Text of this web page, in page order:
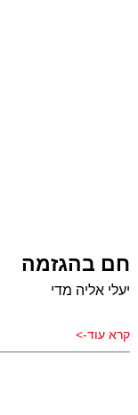
חם בהגזמה
יעלי אליה מדי
קרא עוד->